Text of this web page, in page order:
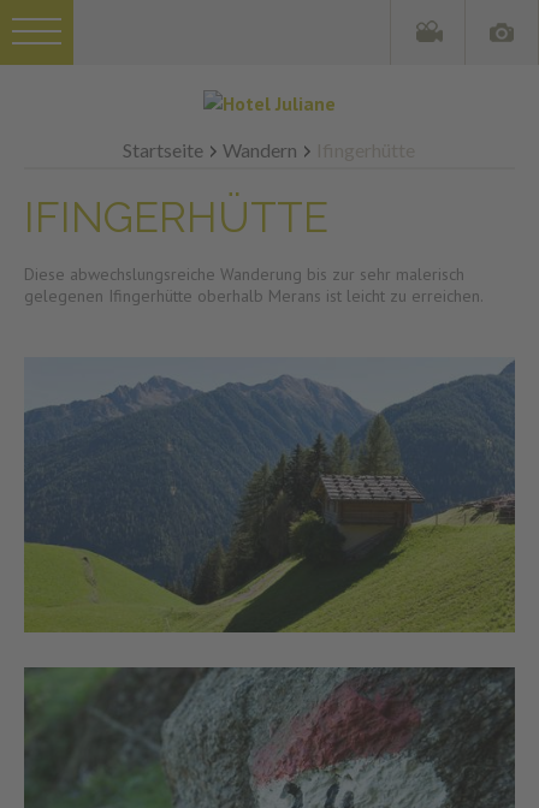
Startseite Wandern
IFINGERHÜTTE
Diese abwechslungsreiche Wanderung bis zur sehr malerisch
gelegenen Ifingerhütte oberhalb Merans ist leicht zu erreichen.